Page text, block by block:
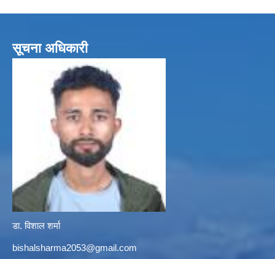
सूचना अधिकारी
डा. विशाल शर्मा
bishalsharma2053@gmail.com